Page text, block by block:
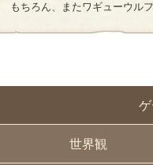
世界観
もちろん、またワギューウル